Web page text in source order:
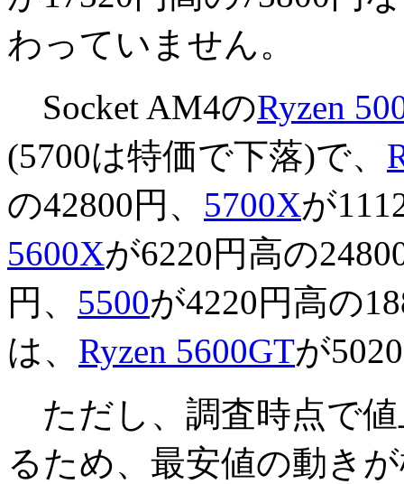
わっていません。
Socket AM4のRyzen
(5700は特価で下落)で、
の42800円、 5700Xが
5600Xが6220円高の
円、 5500が4220円高の
は、 Ryzen 5600GTが
ただし、調査時点で
るため、最安値の動き